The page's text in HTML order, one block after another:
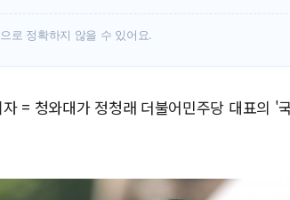
로 정확하지 않을 수 있어요.
= 청와대가 정청래 더불어민주당 대표의 '